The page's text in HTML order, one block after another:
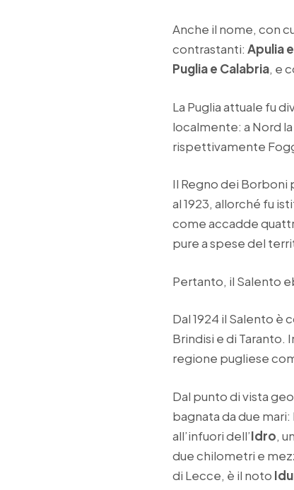
Anche il nome, con
contrastanti:Apulia
Puglia e Calabria, e
La Puglia attuale fu
localmente: a Nord la
rispettivamente
Il Regno dei Borboni
al 1923, allorché fu
come accadde
pure a spese del
Pertanto, il Salento
Dal 1924 il Salento
Brindisi e di Taranto.
regione pugliese
Dal punto di vista
bagnata da due
all’infuori dell’Idro,
due chilometri e
di Lecce, è il noto